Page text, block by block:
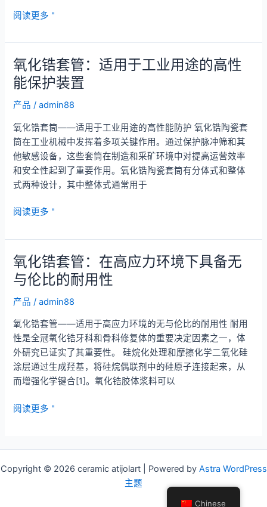
强
决
方
高
度
创
新：
先
进
化
硅
棒
阅读更多 "
氧化锆套管：适用于工业用途的高性
能保护装置
产品 /admin88
氧化锆套筒——适用于工业用途的高性能防护 氧化锆陶瓷套
筒在工业机械中发挥着多项关键作用。通过保护脉冲筛和其
他敏感设备，这些套筒在制造和采矿环境中对提高运营效率
和安全性起到了重要作用。氧化锆陶瓷套筒有分体式和整体
式两种设计，其中整体式通常用于
氧
锆
套
管：
适
用
工
业
用
途
的
性
装
阅读更多 "
氧化锆套管：在高应力环境下具备无
与伦比的耐用性
产品 /admin88
氧化锆套管——适用于高应力环境的无与伦比的耐用性 耐用
性是全冠氧化锆牙科和骨科修复体的重要决定因素之一，体
外研究已证实了其重要性。 硅烷化处理和摩擦化学二氧化硅
涂层通过生成羟基，将硅烷偶联剂中的硅原子连接起来，从
而增强化学键合[1]。氧化锆胶体浆料可以
氧
套
管：
阅读更多 "
Copyright © 2026 ceramic atijolart | Powered by Astra WordPress
主题
Chinese